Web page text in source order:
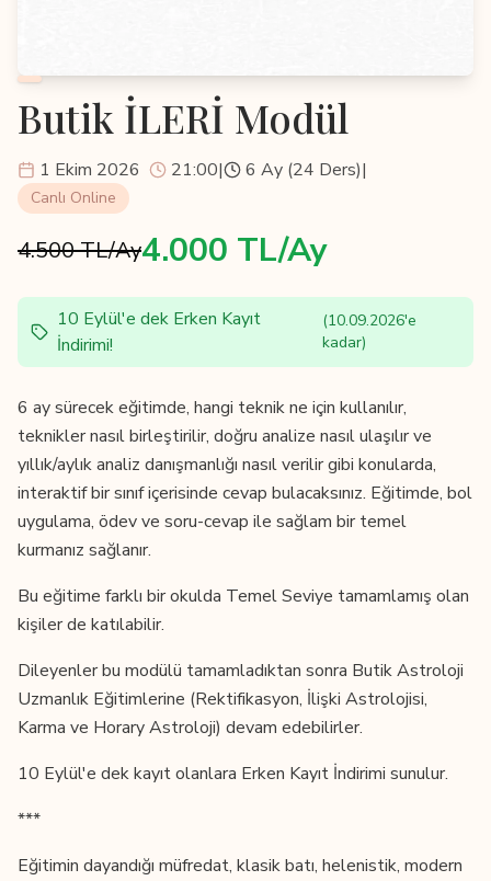
Butik İLERİ Modül
1 Ekim 2026 21:00| 6 Ay (24 Ders)|
Canlı Online
4.500 TL/Ay4.000 TL/Ay
10 Eylül'e dek Erken Kayıt
İndirimi!
(10.09.2026'e
kadar)
6 ay sürecek eğitimde, hangi teknik ne için kullanılır,
teknikler nasıl birleştirilir, doğru analize nasıl ulaşılır ve
yıllık/aylık analiz danışmanlığı nasıl verilir gibi konularda,
interaktif bir sınıf içerisinde cevap bulacaksınız. Eğitimde, bol
uygulama, ödev ve soru-cevap ile sağlam bir temel
kurmanız sağlanır.
Bu eğitime farklı bir okulda Temel Seviye tamamlamış olan
kişiler de katılabilir.
Dileyenler bu modülü tamamladıktan sonra Butik Astroloji
Uzmanlık Eğitimlerine (Rektifikasyon, İlişki Astrolojisi,
Karma ve Horary Astroloji) devam edebilirler.
10 Eylül'e dek kayıt olanlara Erken Kayıt İndirimi sunulur.
***
Eğitimin dayandığı müfredat, klasik batı, helenistik, modern